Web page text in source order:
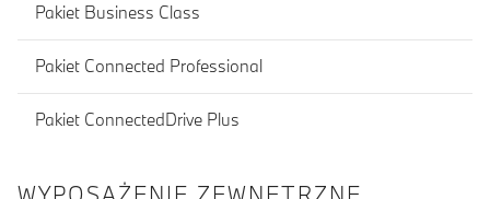
Pakiet Business Class
Pakiet Connected Professional
Pakiet ConnectedDrive Plus